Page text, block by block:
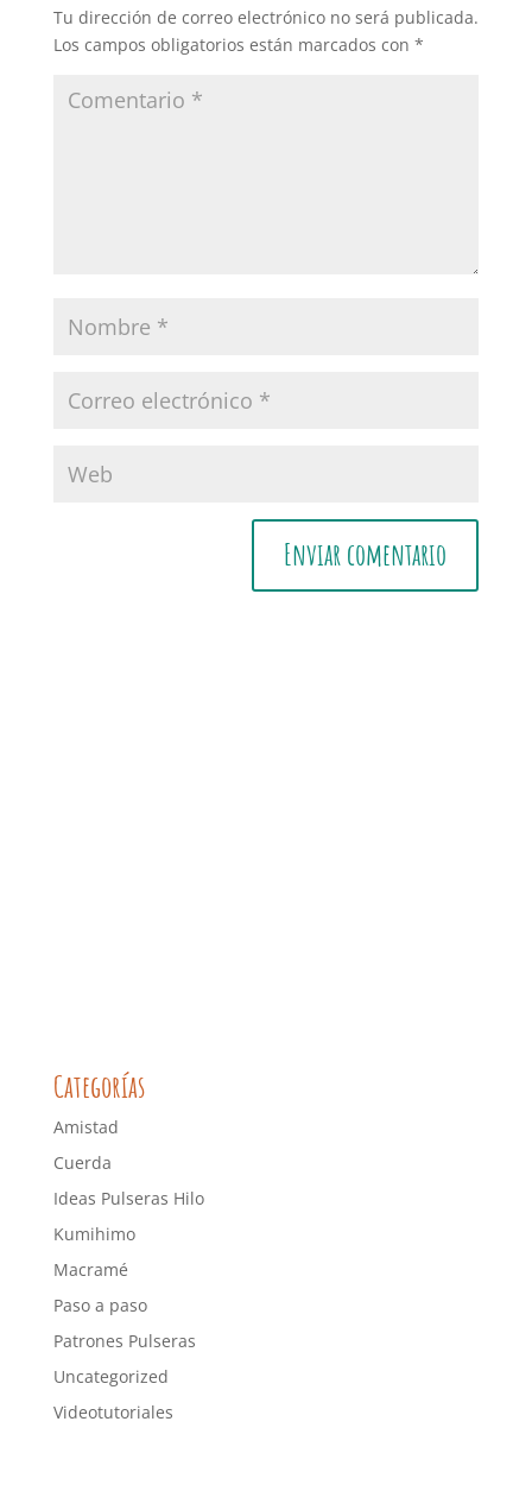
Tu dirección de correo electrónico no será publicada.
Los campos obligatorios están marcados con *
Categorías
Amistad
Cuerda
Ideas Pulseras Hilo
Kumihimo
Macramé
Paso a paso
Patrones Pulseras
Uncategorized
Videotutoriales